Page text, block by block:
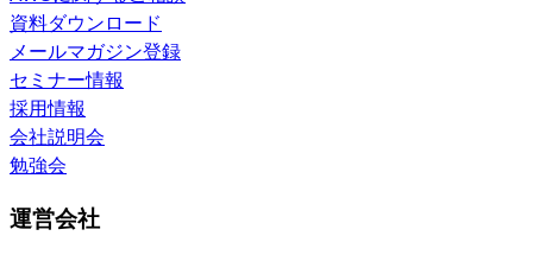
資料ダウンロード
メールマガジン登録
セミナー情報
採用情報
会社説明会
勉強会
運営会社